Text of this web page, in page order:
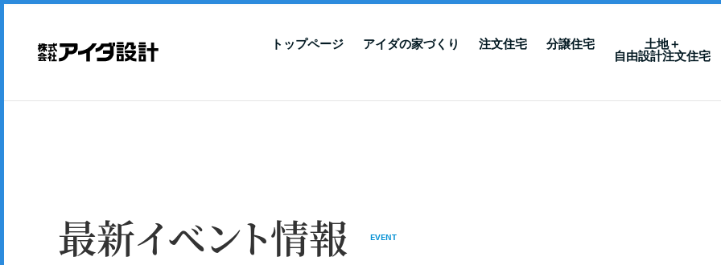
トップページ アイダの家づくり 注文住宅 分譲住宅
土地＋
自由設計注文住宅
最新イベント情報 EVENT